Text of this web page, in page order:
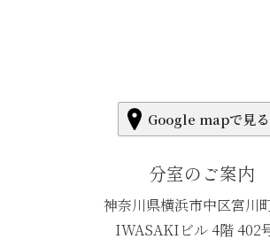
Google mapで見る
分室のご案内
神奈川県横浜市中区宮川
IWASAKIビル 4階 402